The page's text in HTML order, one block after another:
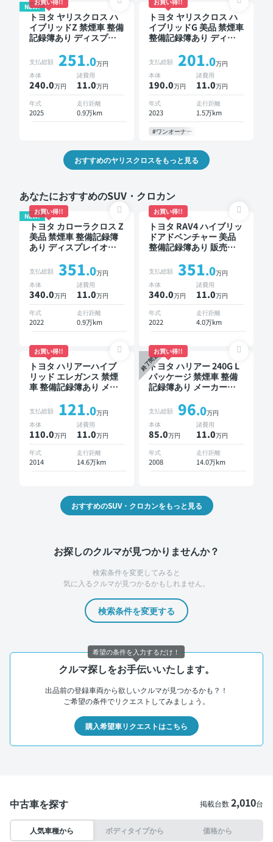
NEW!
トヨタ ヤリスクロス ハ
イブリッドZ 禁煙車 整備
記録簿あり ディスプレ
トあり TV ブラインドス
ポットモニター オート
クルーズ スマートキー
ETC バックモニター 全
方位カメラ ドライブレ
コーダー 衝突軽減
支払総額 251.0万円
本体
240.0万円
諸費用
11.0万円
年式
2025
走行距離
0.9万km
トヨタ ヤリスクロス ハ
イブリッドG 美品 禁煙車
整備記録簿あり ディス
キットあり ブラインド
スポットモニター オー
トクルーズ ワイヤレス
キー スマートキー ETC
バックモニター ドライ
ブレコーダー 衝突軽減
支払総額 201.0万円
本体
190.0万円
諸費用
11.0万円
年式
2023
走行距離
1.5万km
#ワンオーナー
おすすめのヤリスクロスをもっと見る
あなたにおすすめのSUV・クロカン
NEW!
お買い得!!
トヨタ カローラクロス Z
美品 禁煙車 整備記録簿
あり ディスプレイオー
ブラインドスポットモニ
ター オートクルーズ ス
マートキー ETC 電動バ
ックドア バックモニタ
ー 全方位カメラ ドライ
ブレコーダー 衝突軽減
支払総額 351.0万円
本体
340.0万円
諸費用
11.0万円
年式
2022
走行距離
0.9万km
お買い得!!
トヨタ RAV4 ハイブリッ
ドアドベンチャー 美品
整備記録簿あり 販売店
インドスポットモニター
デジタルインナーミラー
オートクルーズ スマー
トキー ETC バックモニ
ター ドライブレコーダ
ー 衝突軽減
支払総額 351.0万円
本体
340.0万円
諸費用
11.0万円
年式
2022
走行距離
4.0万km
お買い得!!
トヨタ ハリアーハイブ
リッド エレガンス 禁煙
車 整備記録簿あり メー
スマートキー ETC バッ
クモニター ドライブレ
コーダー
支払総額 121.0万円
本体
110.0万円
諸費用
11.0万円
年式
2014
走行距離
14.6万km
終了間近
お買い得!!
トヨタ ハリアー 240G L
パッケージ 禁煙車 整備
記録簿あり メーカーオ
レスキー ETC サンルー
フ バックモニター ドラ
イブレコーダー
支払総額 96.0万円
本体
85.0万円
諸費用
11.0万円
年式
2008
走行距離
14.0万km
おすすめのSUV・クロカンをもっと見る
お探しのクルマが見つかりませんか？
検索条件を変更してみると
気に入るクルマが見つかるかもしれません。
検索条件を変更する
クルマ探しをお手伝いいたします。
出品前の登録車両から欲しいクルマが見つかるかも？！
ご希望の条件でリクエストしてみましょう。
購入希望車リクエストはこちら
中古車を探す 掲載台数2,010台
人気車種から ボディタイプから 価格から
希望の条件を入力するだけ！